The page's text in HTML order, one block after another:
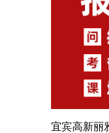
宜宾高新丽